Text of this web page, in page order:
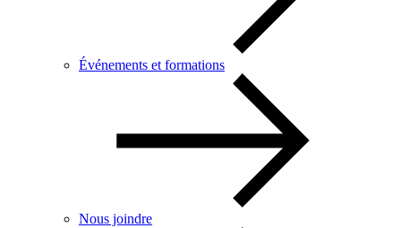
Événements et formations
Nous joindre